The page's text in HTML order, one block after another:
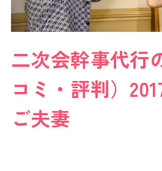
二次会幹事代行
コミ・評判）
ご夫妻